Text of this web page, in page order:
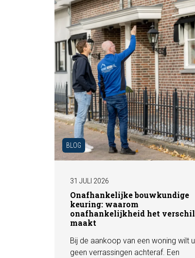
BLOG
31 JULI 2026
Onafhankelijke bouwkundige
keuring: waarom
onafhankelijkheid het verschil
maakt
Bij de aankoop van een woning wilt u
geen verrassingen achteraf. Een